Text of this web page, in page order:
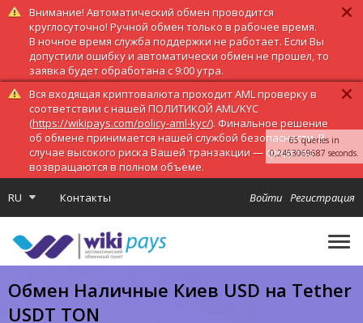
Внимание! Автоматический обмен проводится
круглосуточно! Ручной обмен только в рабочее время.
В ночное время служба поддержки не работает. Если Вы
допустили ошибку и автоматически обмен не прошел, то
заявка будет обработана с 9:00 утра.
Вся входящая криптовалюта проходит AML проверку в
соответствии с нашей ПОЛИТИКОЙ AML/KYC
(https://wikipays.com/policy-aml-kyc/). Финальное решение
об обмене принимается нашей службой безопасности. В
случае высокого риска Вашей транзакции — средства
возвращаются в полном объеме.
RU Контакты Регистрация
Войти
Обмен Наличные Киев USD на Tether
USDT TON
65 queries in
0,2453069687 seconds.